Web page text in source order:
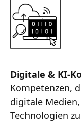
Digitale & KI-
Kompetenzen,
digitale
Technologien